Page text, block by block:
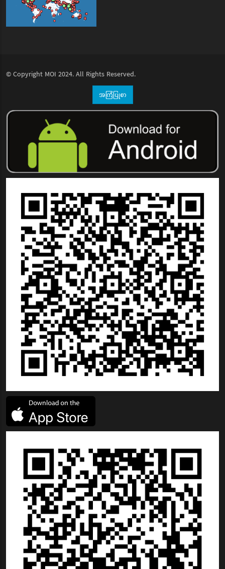
© Copyright MOI 2024. All Rights Reserved.
အကြံပြုစာ